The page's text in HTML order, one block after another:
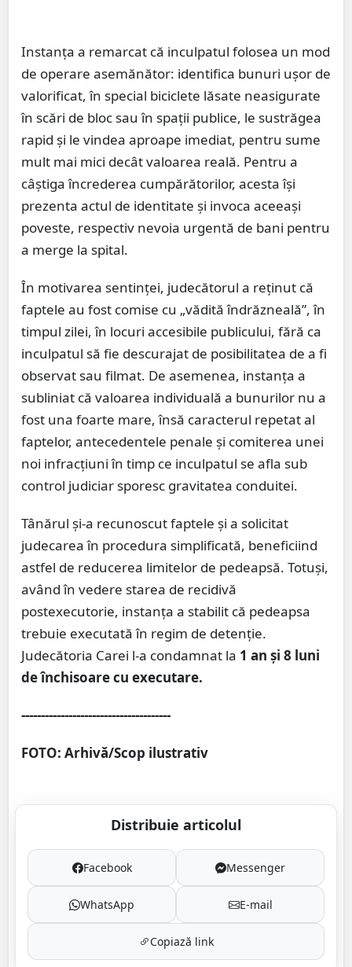
Instanța a remarcat că inculpatul folosea un mod
de operare asemănător: identifica bunuri ușor de
valorificat, în special biciclete lăsate neasigurate
în scări de bloc sau în spații publice, le sustrăgea
rapid și le vindea aproape imediat, pentru sume
mult mai mici decât valoarea reală. Pentru a
câștiga încrederea cumpărătorilor, acesta își
prezenta actul de identitate și invoca aceeași
poveste, respectiv nevoia urgentă de bani pentru
a merge la spital.
În motivarea sentinței, judecătorul a reținut că
faptele au fost comise cu „vădită îndrăzneală”, în
timpul zilei, în locuri accesibile publicului, fără ca
inculpatul să fie descurajat de posibilitatea de a fi
observat sau filmat. De asemenea, instanța a
subliniat că valoarea individuală a bunurilor nu a
fost una foarte mare, însă caracterul repetat al
faptelor, antecedentele penale și comiterea unei
noi infracțiuni în timp ce inculpatul se afla sub
control judiciar sporesc gravitatea conduitei.
Tânărul și-a recunoscut faptele și a solicitat
judecarea în procedura simplificată, beneficiind
astfel de reducerea limitelor de pedeapsă. Totuși,
având în vedere starea de recidivă
postexecutorie, instanța a stabilit că pedeapsa
trebuie executată în regim de detenție.
Judecătoria Carei l-a condamnat la 1 an și 8 luni
de închisoare cu executare.
--------------------------------------
FOTO: Arhivă/Scop ilustrativ
Distribuie articolul
Facebook Messenger
WhatsApp E-mail
Copiază link